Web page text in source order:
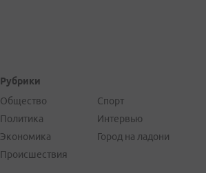
Рубрики
Общество
Политика
Экономика
Происшествия
Спорт
Интервью
Город на ладони